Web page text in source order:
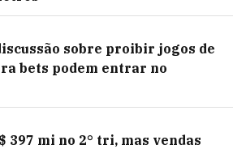
sobre proibir jogos de
bets podem entrar no
397 mi no 2° tri, mas vendas